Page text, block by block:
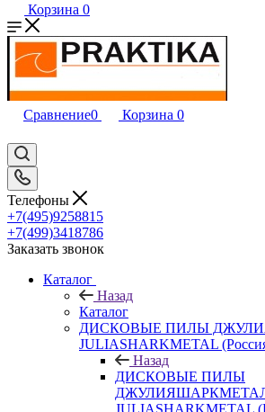
Корзина 0
Сравнение0 Корзина 0
Телефоны
+7(495)9258815
+7(499)3418786
Заказать звонок
Каталог
Назад
Каталог
ДИСКОВЫЕ ПИЛЫ
JULIASHARKMETAL
Назад
ДИСКОВЫЕ ПИЛЫ
JULIASHARKMETAL